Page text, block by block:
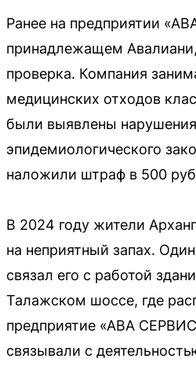
Ранее на предприятии
принадлежащем
проверка. Компания
медицинских отходов
были выявлены
эпидемиологического
наложили штраф в 500
В 2024 году жители
на неприятный запах.
связал его с работой
Талажском шоссе, где
предприятие «АВА
связывали с